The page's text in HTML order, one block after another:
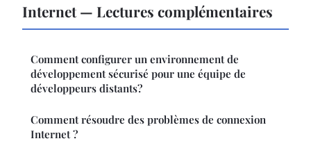
Internet — Lectures complémentaires
Comment configurer un environnement de
développement sécurisé pour une équipe de
développeurs distants?
Comment résoudre des problèmes de connexion
Internet ?